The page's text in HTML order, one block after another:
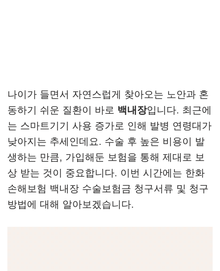
나이가 들면서 자연스럽게 찾아오는 노안과 혼
동하기 쉬운 질환이 바로 백내장입니다. 최근에
는 스마트기기 사용 증가로 인해 발병 연령대가
낮아지는 추세인데요. 수술 후 높은 비용이 발
생하는 만큼, 가입해둔 보험을 통해 제대로 보
상 받는 것이 중요합니다. 이번 시간에는 한화
손해보험 백내장 수술보험금 청구서류 및 청구
방법에 대해 알아보겠습니다.